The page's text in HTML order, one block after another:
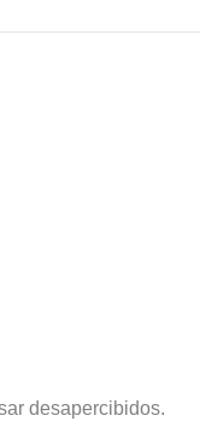
desapercibidos.